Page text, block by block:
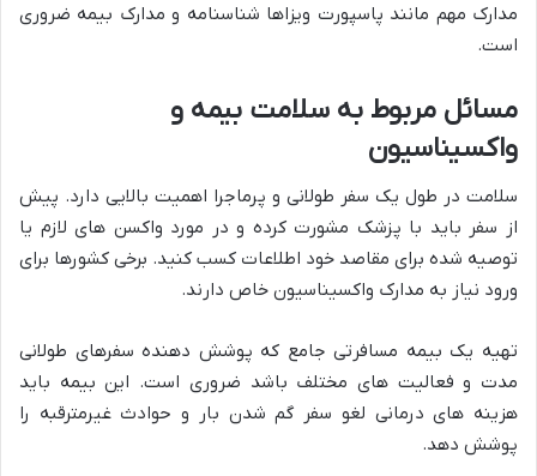
مدارک مهم مانند پاسپورت ویزاها شناسنامه و مدارک بیمه ضروری
است.
مسائل مربوط به سلامت بیمه و
واکسیناسیون
سلامت در طول یک سفر طولانی و پرماجرا اهمیت بالایی دارد. پیش
از سفر باید با پزشک مشورت کرده و در مورد واکسن های لازم یا
توصیه شده برای مقاصد خود اطلاعات کسب کنید. برخی کشورها برای
ورود نیاز به مدارک واکسیناسیون خاص دارند.
تهیه یک بیمه مسافرتی جامع که پوشش دهنده سفرهای طولانی
مدت و فعالیت های مختلف باشد ضروری است. این بیمه باید
هزینه های درمانی لغو سفر گم شدن بار و حوادث غیرمترقبه را
پوشش دهد.